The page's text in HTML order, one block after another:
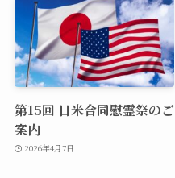
第15回 日米合同慰霊祭のご
案内
2026年4月7日